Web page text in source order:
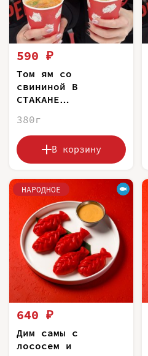
590 ₽
Том ям со
свининой В
СТАКАНЕ
380г
В корзину
НАРОДНОЕ
640 ₽
Дим самы с
лососем и